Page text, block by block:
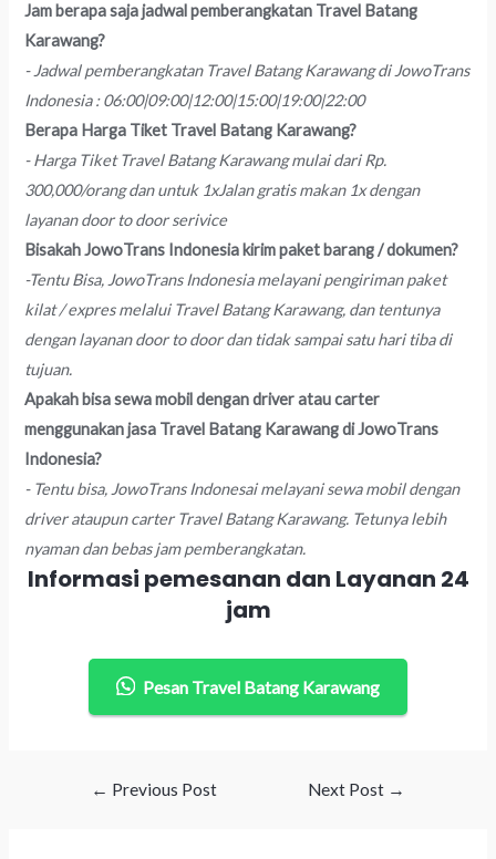
Jam berapa saja jadwal pemberangkatan Travel Batang
Karawang?
- Jadwal pemberangkatan Travel Batang Karawang di JowoTrans
Indonesia : 06:00|09:00|12:00|15:00|19:00|22:00
Berapa Harga Tiket Travel Batang Karawang?
- Harga Tiket Travel Batang Karawang mulai dari Rp.
300,000/orang dan untuk 1xJalan gratis makan 1x dengan
layanan door to door serivice
Bisakah JowoTrans Indonesia kirim paket barang / dokumen?
-Tentu Bisa, JowoTrans Indonesia melayani pengiriman paket
kilat / expres melalui Travel Batang Karawang, dan tentunya
dengan layanan door to door dan tidak sampai satu hari tiba di
tujuan.
Apakah bisa sewa mobil dengan driver atau carter
menggunakan jasa Travel Batang Karawang di JowoTrans
Indonesia?
- Tentu bisa, JowoTrans Indonesai melayani sewa mobil dengan
driver ataupun carter Travel Batang Karawang. Tetunya lebih
nyaman dan bebas jam pemberangkatan.
Informasi pemesanan dan Layanan 24
jam
Pesan Travel Batang Karawang
Post← Previous Post Next Post →